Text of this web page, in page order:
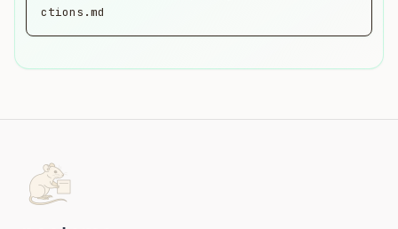
ctions.md